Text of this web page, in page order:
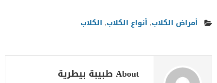
أمراض الكلاب, أنواع الكلاب, الكلاب
About طبيبة بيطرية